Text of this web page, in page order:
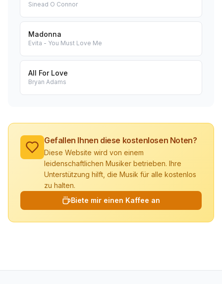
Sinead O Connor
Madonna
Evita - You Must Love Me
All For Love
Bryan Adams
Gefallen Ihnen diese kostenlosen Noten?
Diese Website wird von einem
leidenschaftlichen Musiker betrieben. Ihre
Unterstützung hilft, die Musik für alle kostenlos
zu halten.
Biete mir einen Kaffee an